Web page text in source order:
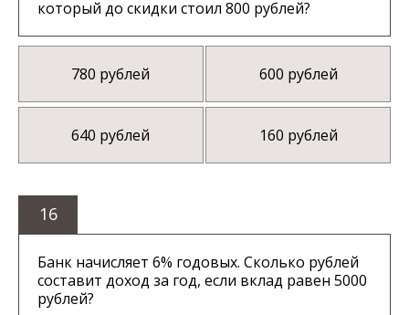
который до скидки стоил 800 рублей?
780 рублей 600 рублей
640 рублей 160 рублей
16
Банк начисляет 6% годовых. Сколько рублей
составит доход за год, если вклад равен 5000
рублей?